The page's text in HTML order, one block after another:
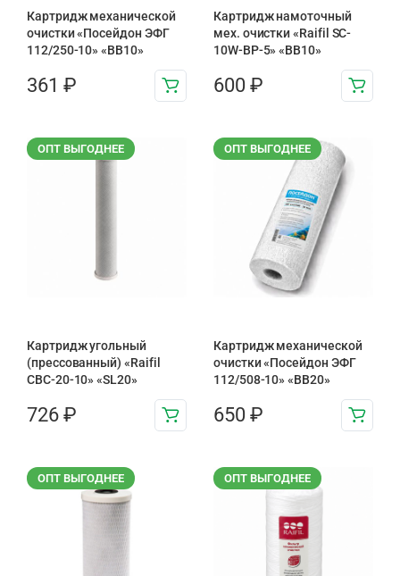
Картридж механической
очистки «Посейдон ЭФГ
112/250-10» «ВВ10»
361 ₽
Картридж намоточный
мех. очистки «Raifil SC-
10W-BP-5» «BB10»
600 ₽
ОПТ ВЫГОДНЕЕ
Картридж угольный
(прессованный) «Raifil
CBC-20-10» «SL20»
726 ₽
ОПТ ВЫГОДНЕЕ
Картридж механической
очистки «Посейдон ЭФГ
112/508-10» «ВВ20»
650 ₽
ОПТ ВЫГОДНЕЕ ОПТ ВЫГОДНЕЕ